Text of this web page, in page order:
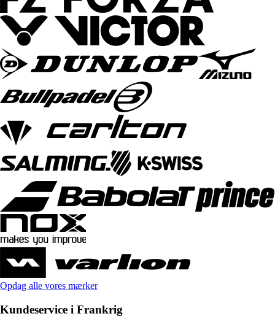
Opdag alle vores mærker
Kundeservice i Frankrig